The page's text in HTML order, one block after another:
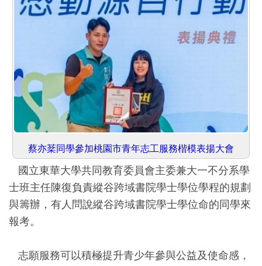
蔡亦棻同學參加桃園市青年志工服務楷模表揚大會
國立東華大學共同教育委員會主委兼大一不分系學
士班主任陳復負責縱谷跨域書院學士學位學程的規劃
與籌辦，有人問說縱谷跨域書院學士學位命的同學來
報考。
志願服務可以積極提升青少年參與公益及使命感，